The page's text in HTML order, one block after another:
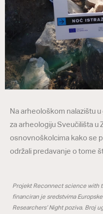
Na arheološkom nalazištu
za arheologiju Sveučilišta u
osnovnoškolcima kako se
održali predavanje o tome
Projekt Reconnect science with
financiran je sredstvima
Researchers’ Night poziva. Broj